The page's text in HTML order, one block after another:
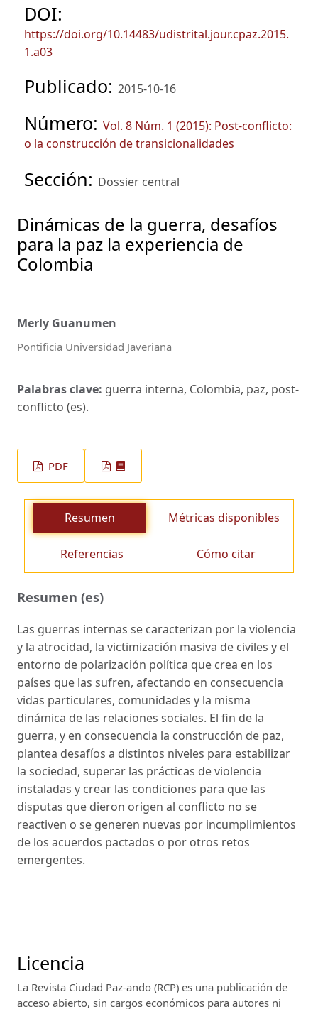
DOI:
https://doi.org/10.14483/udistrital.jour.cpaz.2015.
1.a03
Publicado: 2015-10-16
Número: Vol. 8 Núm. 1 (2015): Post-conflicto:
o la construcción de transicionalidades
Sección: Dossier central
Dinámicas de la guerra, desafíos
para la paz la experiencia de
Colombia
Merly Guanumen
Pontificia Universidad Javeriana
Palabras clave: guerra interna, Colombia, paz, post-
conflicto (es).
PDF
Resumen Métricas disponibles
Referencias Cómo citar
Resumen (es)
Las guerras internas se caracterizan por la violencia
y la atrocidad, la victimización masiva de civiles y el
entorno de polarización política que crea en los
países que las sufren, afectando en consecuencia
vidas particulares, comunidades y la misma
dinámica de las relaciones sociales. El fin de la
guerra, y en consecuencia la construcción de paz,
plantea desafíos a distintos niveles para estabilizar
la sociedad, superar las prácticas de violencia
instaladas y crear las condiciones para que las
disputas que dieron origen al conflicto no se
reactiven o se generen nuevas por incumplimientos
de los acuerdos pactados o por otros retos
emergentes.
Licencia
La Revista Ciudad Paz-ando (RCP) es una publicación de
acceso abierto, sin cargos económicos para autores ni